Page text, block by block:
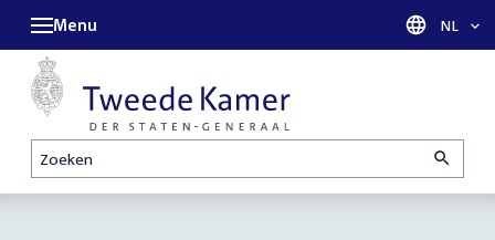
Zoeken
Menu Taal
NL